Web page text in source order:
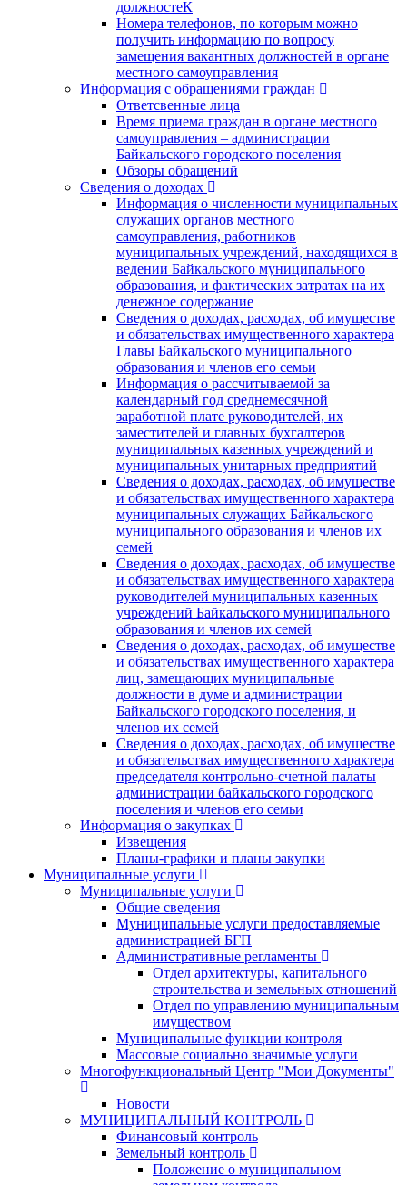
должностеК
Номера телефонов, по которым можно
получить информацию по вопросу
замещения вакантных должностей в органе
местного самоуправления
Информация с обращениями граждан
Ответсвенные лица
Время приема граждан в органе местного
самоуправления – администрации
Байкальского городского поселения
Обзоры обращений
Сведения о доходах
Информация о численности муниципальных
служащих органов местного
самоуправления, работников
муниципальных учреждений, находящихся в
ведении Байкальского муниципального
образования, и фактических затратах на их
денежное содержание
Сведения о доходах, расходах, об имуществе
и обязательствах имущественного характера
Главы Байкальского муниципального
образования и членов его семьи
Информация о рассчитываемой за
календарный год среднемесячной
заработной плате руководителей, их
заместителей и главных бухгалтеров
муниципальных казенных учреждений и
муниципальных унитарных предприятий
Сведения о доходах, расходах, об имуществе
и обязательствах имущественного характера
муниципальных служащих Байкальского
муниципального образования и членов их
семей
Сведения о доходах, расходах, об имуществе
и обязательствах имущественного характера
руководителей муниципальных казенных
учреждений Байкальского муниципального
образования и членов их семей
Сведения о доходах, расходах, об имуществе
и обязательствах имущественного характера
лиц, замещающих муниципальные
должности в думе и администрации
Байкальского городского поселения, и
членов их семей
Сведения о доходах, расходах, об имуществе
и обязательствах имущественного характера
председателя контрольно-счетной палаты
администрации байкальского городского
поселения и членов его семьи
Информация о закупках
Извещения
Планы-графики и планы закупки
Муниципальные услуги
Муниципальные услуги
Общие сведения
Муниципальные услуги предоставляемые
администрацией БГП
Административные регламенты
Отдел архитектуры, капитального
строительства и земельных отношений
Отдел по управлению муниципальным
имуществом
Муниципальные функции контроля
Массовые социально значимые услуги
Многофункциональный Центр "Мои Документы"
Новости
МУНИЦИПАЛЬНЫЙ КОНТРОЛЬ
Финансовый контроль
Земельный контроль
Положение о муниципальном